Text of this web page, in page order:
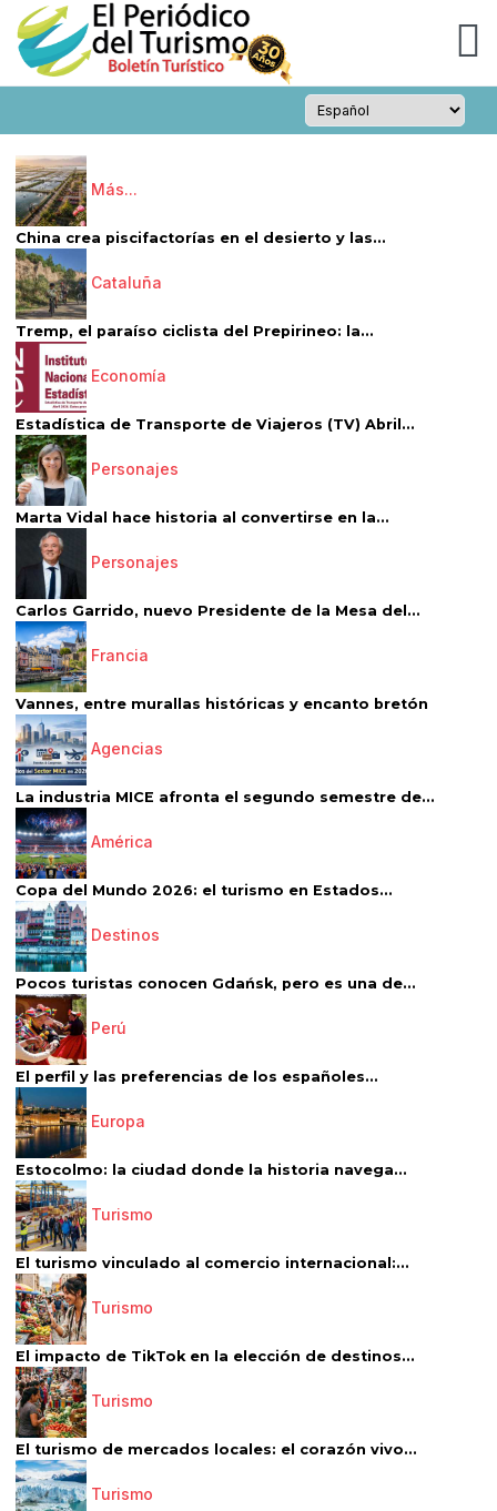
Más...
China crea piscifactorías en el desierto y las...
Cataluña
Tremp, el paraíso ciclista del Prepirineo: la...
Economía
Estadística de Transporte de Viajeros (TV) Abril...
Personajes
Marta Vidal hace historia al convertirse en la...
Personajes
Carlos Garrido, nuevo Presidente de la Mesa del...
Francia
Vannes, entre murallas históricas y encanto bretón
Agencias
La industria MICE afronta el segundo semestre de...
América
Copa del Mundo 2026: el turismo en Estados...
Destinos
Pocos turistas conocen Gdańsk, pero es una de...
Perú
El perfil y las preferencias de los españoles...
Europa
Estocolmo: la ciudad donde la historia navega...
Turismo
El turismo vinculado al comercio internacional:...
Turismo
El impacto de TikTok en la elección de destinos...
Turismo
El turismo de mercados locales: el corazón vivo...
Turismo